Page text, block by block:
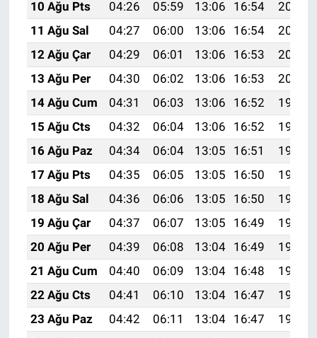
10 Ağu Pts
04:26 05:59 13:06 16:54
20:04
11 Ağu Sal
04:27 06:00 13:06 16:54
20:02
12 Ağu Çar
04:29 06:01 13:06 16:53
20:01
13 Ağu Per
04:30 06:02 13:06 16:53
20:00
14 Ağu Cum
04:31 06:03 13:06 16:52
19:59
15 Ağu Cts
04:32 06:04 13:06 16:52
19:57
16 Ağu Paz
04:34 06:04 13:05 16:51
19:56
17 Ağu Pts
04:35 06:05 13:05 16:50
19:55
18 Ağu Sal
04:36 06:06 13:05 16:50
19:54
19 Ağu Çar
04:37 06:07 13:05 16:49
19:52
20 Ağu Per
04:39 06:08 13:04 16:49
19:51
21 Ağu Cum
04:40 06:09 13:04 16:48
19:50
22 Ağu Cts
04:41 06:10 13:04 16:47
19:48
23 Ağu Paz
04:42 06:11 13:04 16:47
19:47